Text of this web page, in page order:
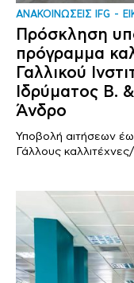
ΑΝΑΚΟΙΝΩΣΕΙΣ IFG
Πρόσκληση
πρόγραμμα
Γαλλικού
Ιδρύματος Β.
Άνδρο
Υποβολή αιτήσεων
Γάλλους